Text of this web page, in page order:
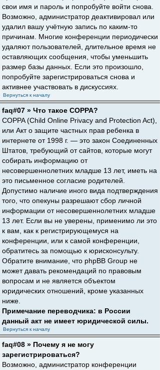
свои имя и пароль и попробуйте войти снова.
Возможно, администратор деактивировал или
удалил вашу учётную запись по каким-то
причинам. Многие конференции периодически
удаляют пользователей, длительное время не
оставляющих сообщения, чтобы уменьшить
размер базы данных. Если это произошло,
попробуйте зарегистрироваться снова и
активнее участвовать в дискуссиях.
Вернуться к началу
faq#07 » Что такое COPPA?
COPPA (Child Online Privacy and Protection Act),
или Акт о защите частных прав ребенка в
интернете от 1998 г. — это закон Соединенных
Штатов, требующий от сайтов, которые могут
собирать информацию от
несовершеннолетних младше 13 лет, иметь на
это письменное согласие родителей.
Допустимо наличие иного вида подтверждения
того, что опекуны разрешают сбор личной
информации от несовершеннолетних младше
13 лет. Если вы не уверены, применимо ли это
к вам, как к регистрирующемуся на
конференции, или к самой конференции,
обратитесь за помощью к юрисконсульту.
Обратите внимание, что phpBB Group не
может давать рекомендаций по правовым
вопросам и не является объектом
юридических отношений, кроме указанных
ниже.
Примечание переводчика: в России
данный акт не имеет юридической силы.
Вернуться к началу
faq#08 » Почему я не могу
зарегистрироваться?
Возможно, администратор конференции